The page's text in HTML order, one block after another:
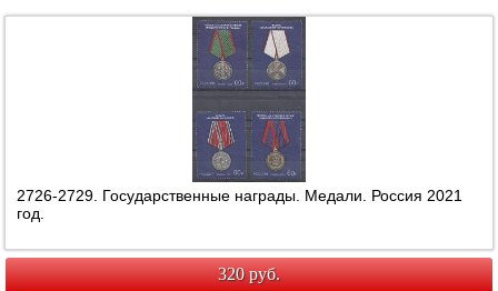
2726-2729. Государственные награды. Медали. Россия 2021
год.
320 руб.